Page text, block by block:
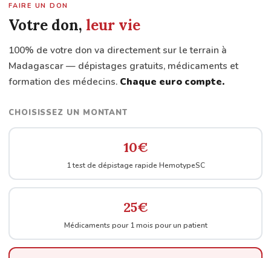
FAIRE UN DON
Votre don, leur vie
100% de votre don va directement sur le terrain à
Madagascar — dépistages gratuits, médicaments et
formation des médecins. Chaque euro compte.
CHOISISSEZ UN MONTANT
10€
1 test de dépistage rapide HemotypeSC
25€
Médicaments pour 1 mois pour un patient